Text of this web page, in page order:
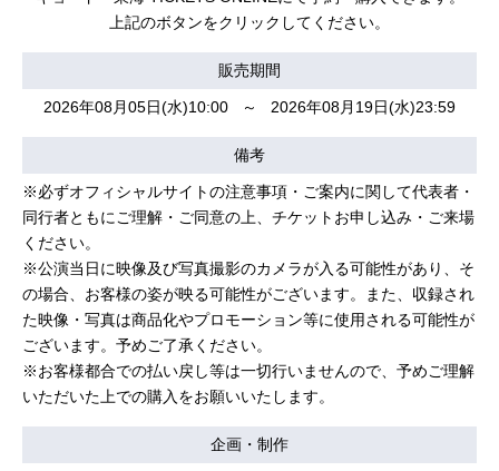
上記のボタンをクリックしてください。
販売期間
2026年08月05日(水)10:00 ～ 2026年08月19日(水)23:59
備考
※必ずオフィシャルサイトの注意事項・ご案内に関して代表者・
同行者ともにご理解・ご同意の上、チケットお申し込み・ご来場
ください。
※公演当日に映像及び写真撮影のカメラが入る可能性があり、そ
の場合、お客様の姿が映る可能性がございます。また、収録され
た映像・写真は商品化やプロモーション等に使用される可能性が
ございます。予めご了承ください。
※お客様都合での払い戻し等は一切行いませんので、予めご理解
いただいた上での購入をお願いいたします。
企画・制作